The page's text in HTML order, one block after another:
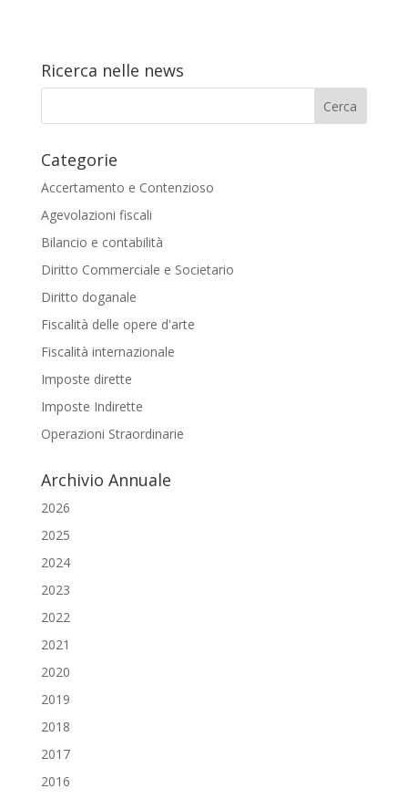
Ricerca nelle news
Categorie
Accertamento e Contenzioso
Agevolazioni fiscali
Bilancio e contabilità
Diritto Commerciale e Societario
Diritto doganale
Fiscalità delle opere d'arte
Fiscalità internazionale
Imposte dirette
Imposte Indirette
Operazioni Straordinarie
Archivio Annuale
2026
2025
2024
2023
2022
2021
2020
2019
2018
2017
2016